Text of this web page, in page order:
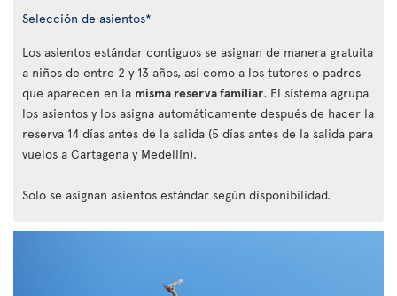
Selección de asientos*
Los asientos estándar contiguos se asignan de manera gratuita
a niños de entre 2 y 13 años, así como a los tutores o padres
que aparecen en la misma reserva familiar. El sistema agrupa
los asientos y los asigna automáticamente después de hacer la
reserva 14 días antes de la salida (5 días antes de la salida para
vuelos a Cartagena y Medellín).
Solo se asignan asientos estándar según disponibilidad.